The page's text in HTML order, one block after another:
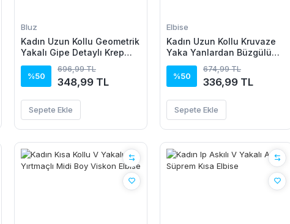
Bluz
Kadın Uzun Kollu Geometrik
Yakalı Gipe Detaylı Krep
Bluz
%50
696,99 TL
348,99 TL
Sepete Ekle
Elbise
Kadın Uzun Kollu Kruvaze
Yaka Yanlardan Büzgülü
Kadife Elbise
%50
674,99 TL
336,99 TL
Sepete Ekle